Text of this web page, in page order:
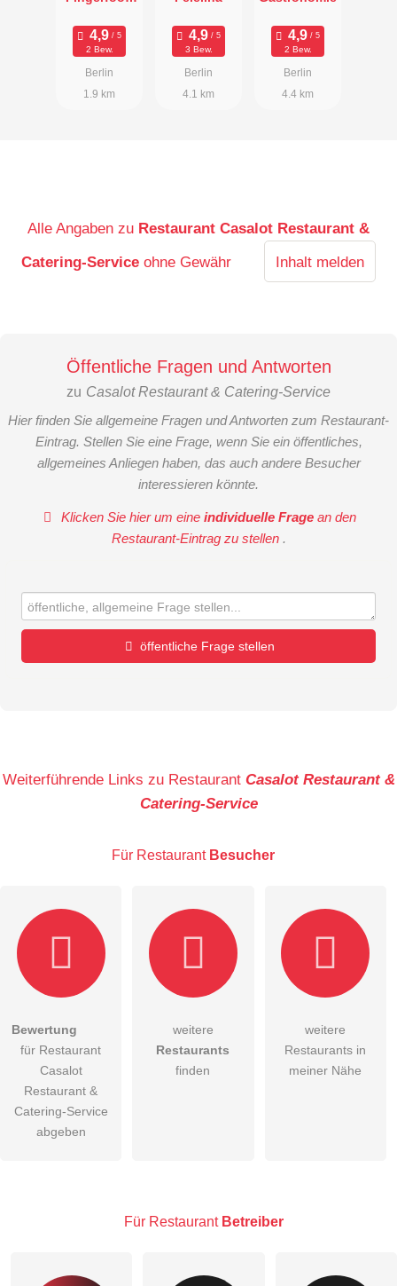
2 Bew.
Berlin
1.9 km
3 Bew.
Berlin
4.1 km
2 Bew.
Berlin
4.4 km
Alle Angaben zu Restaurant Casalot Restaurant &
Catering-Service ohne Gewähr Inhalt melden
Öffentliche Fragen und Antworten
zu Casalot Restaurant & Catering-Service
Hier finden Sie allgemeine Fragen und Antworten zum Restaurant-
Eintrag. Stellen Sie eine Frage, wenn Sie ein öffentliches,
allgemeines Anliegen haben, das auch andere Besucher
interessieren könnte.
Klicken Sie hier um eineindividuelle Frage an den
Restaurant-Eintrag zu stellen .
öffentliche Frage stellen
Die Datenschutzerklärunghabe ich zur Kenntnis genommen.
öffentliche Frage stellen
Hinweis:Bitte beachten Sie, öffentliche Fragen sind
Weiterführende Links zu Restaurant Casalot Restaurant &
Catering-Service
Für Restaurant Besucher
Bewertung
für Restaurant
Casalot
Restaurant &
Catering-Service
abgeben
weitere
Restaurants
finden
weitere
Restaurants in
meiner Nähe
Für Restaurant Betreiber